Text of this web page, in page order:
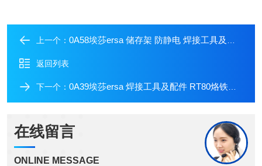
上一个： 0A58埃莎ersa 储存架 防静电 焊接工具及配件
返回列表
下一个： 0A39埃莎ersa 焊接工具及配件 RT80烙铁支架（带海绵）
在线留言
ONLINE MESSAGE